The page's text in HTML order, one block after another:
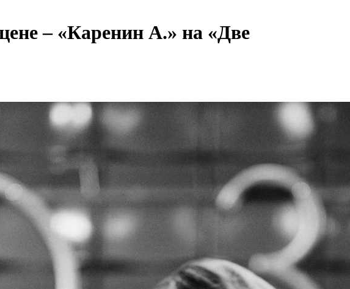
– «Каренин А.» на «Две